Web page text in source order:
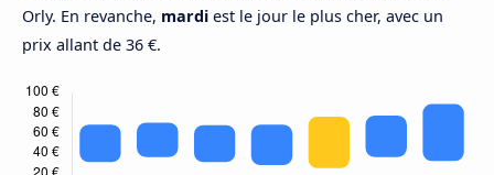
Orly. En revanche, mardi est le jour le plus cher, avec un
prix allant de 36 €.